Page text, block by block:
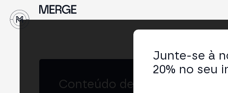
Conteúdo de MERGE
Junte-se à
20% no seu